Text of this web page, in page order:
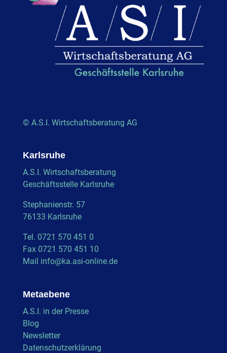
© A.S.I. Wirtschaftsberatung AG
Karlsruhe
A.S.I. Wirtschaftsberatung
Geschäftsstelle Karlsruhe
Stephanienstr. 57
76133 Karlsruhe
Tel. 0721 570 451 0
Fax 0721 570 451 10
Mail info@ka.asi-online.de
Metaebene
A.S.I. in der Presse
Blog
Newsletter
Datenschutzerklärung